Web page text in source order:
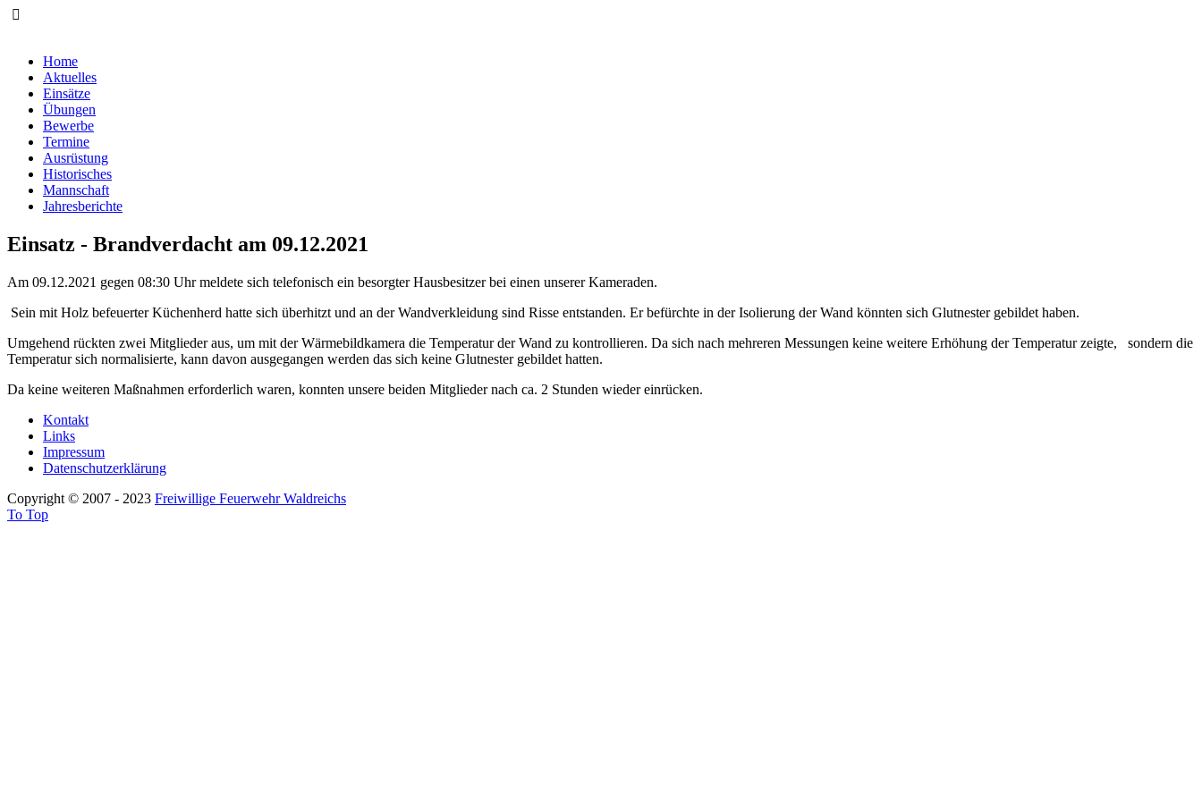
Home
Aktuelles
Einsätze
Übungen
Bewerbe
Termine
Ausrüstung
Historisches
Mannschaft
Jahresberichte
Einsatz - Brandverdacht am 09.12.2021
Am 09.12.2021 gegen 08:30 Uhr meldete sich telefonisch ein besorgter Hausbesitzer bei einen unserer Kameraden.
Sein mit Holz befeuerter Küchenherd hatte sich überhitzt und an der Wandverkleidung sind Risse entstanden. Er befürchte in der Isolierung der Wand könnten sich Glutnester gebildet haben.
Umgehend rückten zwei Mitglieder aus, um mit der Wärmebildkamera die Temperatur der Wand zu kontrollieren. Da sich nach mehreren Messungen keine weitere Erhöhung der Temperatur zeigte, sondern die
Temperatur sich normalisierte, kann davon ausgegangen werden das sich keine Glutnester gebildet hatten.
Da keine weiteren Maßnahmen erforderlich waren, konnten unsere beiden Mitglieder nach ca. 2 Stunden wieder einrücken.
Kontakt
Links
Impressum
Datenschutzerklärung
Copyright © 2007 - 2023 Freiwillige Feuerwehr Waldreichs
To Top